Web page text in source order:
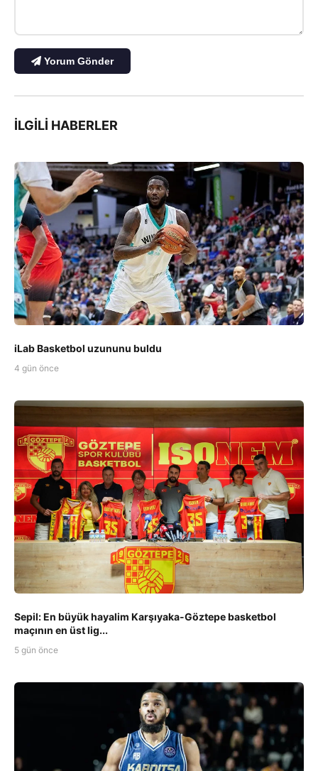
Yorum Gönder
İLGILI HABERLER
iLab Basketbol uzununu buldu
4 gün önce
Sepil: En büyük hayalim Karşıyaka-Göztepe basketbol
maçının en üst lig...
5 gün önce